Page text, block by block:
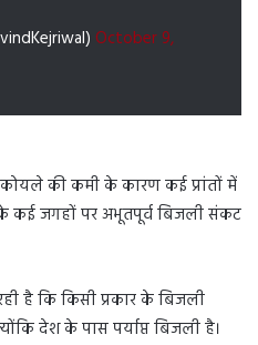
October 9,
की कमी के कारण कई प्रांतों में
कई जगहों पर अभूतपूर्व बिजली संकट
है कि किसी प्रकार के बिजली
देश के पास पर्याप्त बिजली है।